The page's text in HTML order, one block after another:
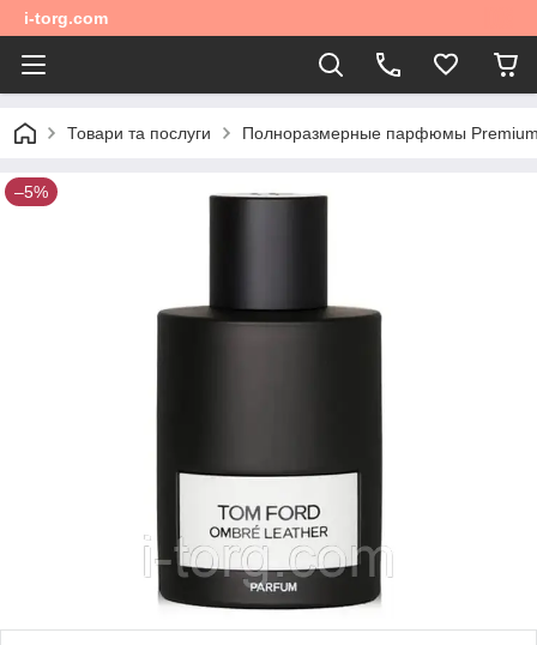
i-torg.com
Товари та послуги Полноразмерные парфюмы Premium
–5%